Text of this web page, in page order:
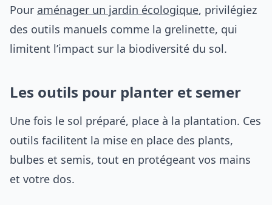
Pour aménager un jardin écologique, privilégiez
des outils manuels comme la grelinette, qui
limitent l’impact sur la biodiversité du sol.
Les outils pour planter et semer
Une fois le sol préparé, place à la plantation. Ces
outils facilitent la mise en place des plants,
bulbes et semis, tout en protégeant vos mains
et votre dos.